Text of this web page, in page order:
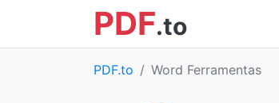
PDF.to
PDF.to Word Ferramentas